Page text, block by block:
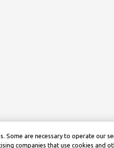
Some are necessary to operate our
companies that use cookies and